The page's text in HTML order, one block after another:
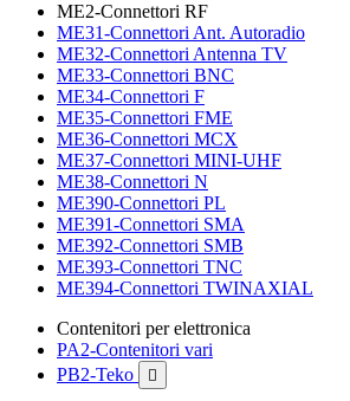
ME2-Connettori RF
ME31-Connettori Ant. Autoradio
ME32-Connettori Antenna TV
ME33-Connettori BNC
ME34-Connettori F
ME35-Connettori FME
ME36-Connettori MCX
ME37-Connettori MINI-UHF
ME38-Connettori N
ME390-Connettori PL
ME391-Connettori SMA
ME392-Connettori SMB
ME393-Connettori TNC
ME394-Connettori TWINAXIAL
Contenitori per elettronica
PA2-Contenitori vari
PB2-Teko
